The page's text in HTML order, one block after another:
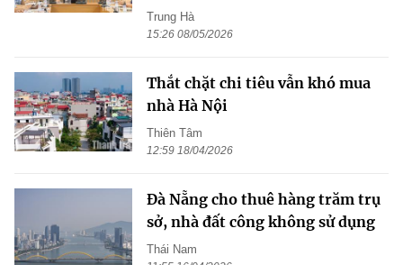
Trung Hà
15:26 08/05/2026
Thắt chặt chi tiêu vẫn khó mua
nhà Hà Nội
Thiên Tâm
12:59 18/04/2026
Đà Nẵng cho thuê hàng trăm trụ
sở, nhà đất công không sử dụng
Thái Nam